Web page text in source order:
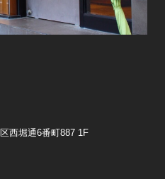
西堀通6番町887 1F